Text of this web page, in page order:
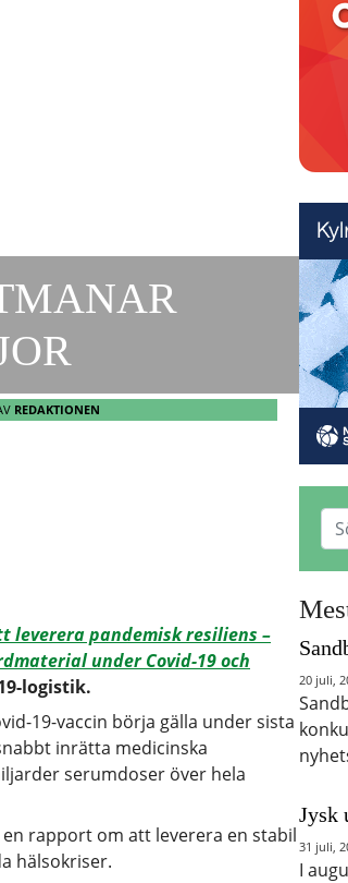
REDAKTIONEN
leverera pandemisk resiliens –
under Covid-19 och
logistik.
19-vaccin börja gälla under sista
inrätta medicinska
serumdoser över hela
rapport om att leverera en stabil
hälsokriser.
20 juli,
Jysk
31 juli,
I